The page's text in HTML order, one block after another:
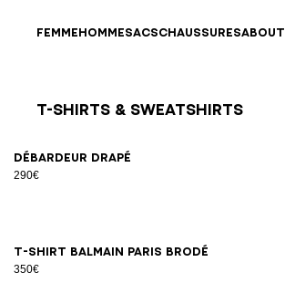
FEMMEHOMMESACSCHAUSSURESABOUT
T-Shirts & Sweatshirts
Débardeur drapé
290€
XSS
T-shirt Balmain Paris brodé
350€
XS SMLXL 2XL